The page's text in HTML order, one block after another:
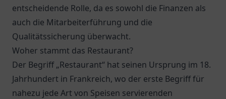
entscheidende Rolle, da es sowohl die Finanzen als
auch die Mitarbeiterführung und die
Qualitätssicherung überwacht.
Woher stammt das Restaurant?
Der Begriff „Restaurant“ hat seinen Ursprung im 18.
Jahrhundert in Frankreich, wo der erste Begriff für
nahezu jede Art von Speisen servierenden